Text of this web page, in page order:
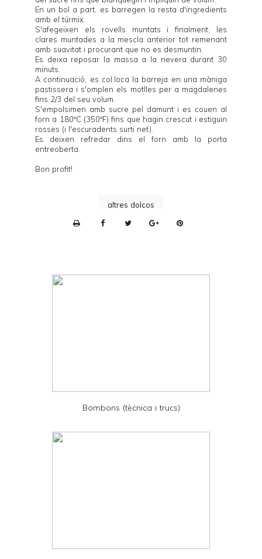
En un bol a part, es barregen la resta d'ingredients
amb el túrmix.
S'afegeixen els rovells muntats i finalment, les
clares muntades a la mescla anterior tot remenant
amb suavitat i procurant que no es desmuntin.
Es deixa reposar la massa a la nevera durant 30
minuts.
A continuació, es col·loca la barreja en una màniga
pastissera i s'omplen els motlles per a magdalenes
fins 2/3 del seu volum.
S'empolsimen amb sucre pel damunt i es couen al
forn a 180ºC (350ºF) fins que hagin crescut i estiguin
rosses (i l'escuradents surti net).
Es deixen refredar dins el forn amb la porta
entreoberta.
Bon profit!
altres dolços
n
d
Bombons (tècnica i trucs)